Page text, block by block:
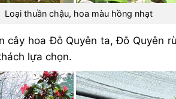
Loại thuần chậu, hoa màu hồng nhạt
hoa Đỗ Quyên ta, Đỗ Quyên
lựa chọn.